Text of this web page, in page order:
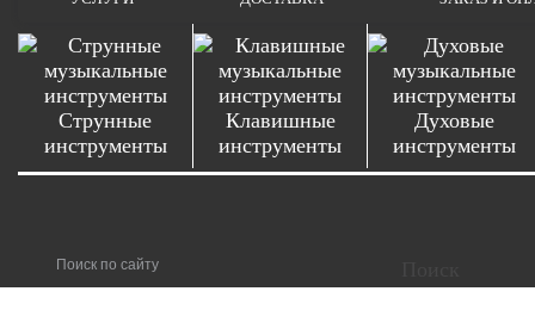
Струнные
инструменты
Клавишные
инструменты
Духовые
инструменты